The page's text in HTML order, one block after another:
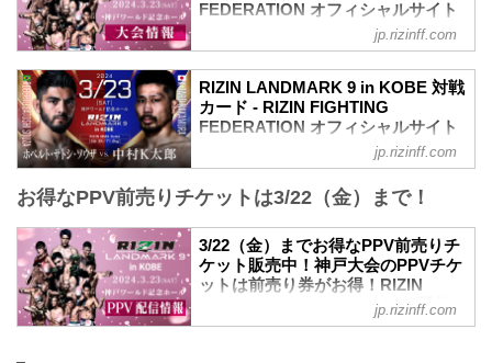
FEDERATION オフィシャルサイト
RIZIN LANDMARK 9 in KOBEのチケット
は全席種完売いたしました。
3/1（金）よりPPV配信チケットの販売を
開始致しますので、大会をご覧になりた
い方はPPVライブ配信をお買い求めくだ
【1/31更新】大会名変更のお知らせ
大会名が以下に変更となりました。
変更前：RIZIN.46
変更後：RIZIN LANDMARK 9 in KOBE
POSTER
RIZIN LANDMARK 9 in KOBE 大会概要
開催日...
jp.rizinff.com
RIZIN LANDMARK 9 in KOBE 対戦
カード - RIZIN FIGHTING
FEDERATION オフィシャルサイト
大会名が以下に変更となりました。
変更後：RIZIN LANDMARK 9 in KOBE
ホベルト・サトシ・ソウザ vs. 中村K太郎
RIZIN MMAルール：5分 3R（71.0kg）
ホベルト・サトシ・ソウザ vs. 中村K太郎
井上直樹 vs. 佐藤将光
jp.rizinff.com
お得なPPV前売りチケットは3/22（金）まで！
3/22（金）までお得なPPV前売りチ
ケット販売中！神戸大会のPPVチケ
ットは前売り券がお得！RIZIN
LANDMARK 9 in KOBE PPV配信
情報 - RIZIN FIGHTING
jp.rizinff.com